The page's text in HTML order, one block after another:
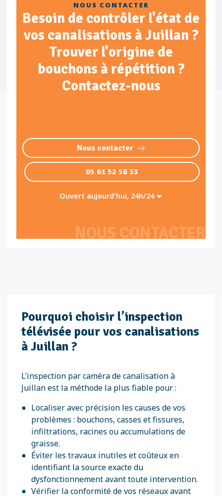
NOUS CONTACTER
NOUS CONTACTER
Besoin de contrôler l'état de
vos canalisations à Juillan ?
Trouver l'origine de
bouchons à répétition ?
Contactez-nous
Nous contacter
05 61 52 56 33
Ouvert aujourd'hui, 24h/24
Pourquoi choisir l’inspection
télévisée pour vos canalisations
à Juillan ?
L’inspection par caméra de canalisation à
Juillan est la méthode la plus fiable pour :
Localiser avec précision les causes de vos
problèmes : bouchons, casses et fissures,
infiltrations, racines ou accumulations de
graisse.
Éviter les travaux inutiles et coûteux en
identifiant la source exacte du
dysfonctionnement avant toute intervention.
Vérifier la conformité de vos réseaux avant